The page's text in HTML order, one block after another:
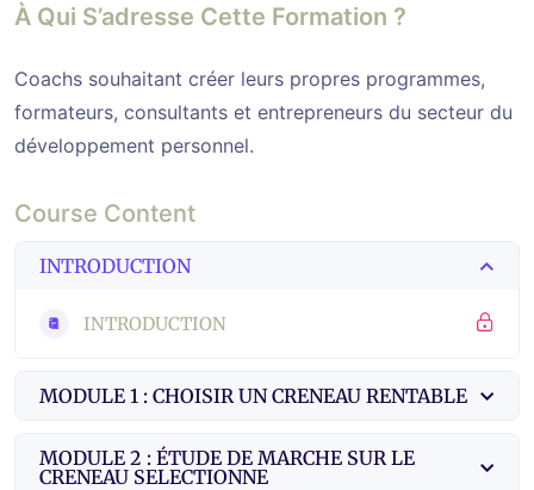
À Qui S’adresse Cette Formation ?
Coachs souhaitant créer leurs propres programmes,
formateurs, consultants et entrepreneurs du secteur du
développement personnel.
Course Content
INTRODUCTION
INTRODUCTION
MODULE 1 : CHOISIR UN CRENEAU RENTABLE
MODULE 2 : ÉTUDE DE MARCHE SUR LE
CRENEAU SELECTIONNE